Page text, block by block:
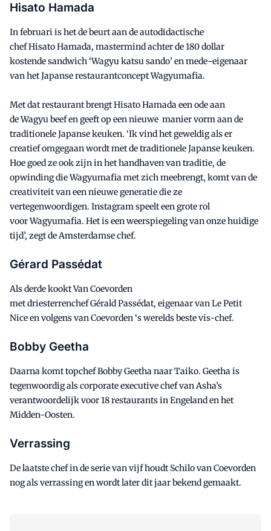
Hisato Hamada
In februari is het de beurt aan de autodidactische
chefHisatoHamada, mastermindachter de 180 dollar
kostende sandwich ‘Wagyukatsusando’en mede-eigenaar
van het Japanse restaurantconceptWagyumafia.
Met dat restaurant brengtHisatoHamadaeen ode aan
deWagyubeef en geeft op eennieuwe maniervorm aan de
traditionele Japanse keuken. ‘Ik vind het geweldig als er
creatief omgegaan wordt met de traditionele Japanse keuken.
Hoe goed ze ook zijn in het handhaven van traditie, de
opwinding dieWagyumafiamet zich meebrengt, komt van de
creativiteit van een nieuwe generatie die ze
vertegenwoordigen. Instagram speelt een grote rol
voorWagyumafia. Het is een weerspiegeling van onze huidige
tijd’, zegt de Amsterdamse chef.
Gérard Passédat
Als derde kookt Van Coevorden
metdriesterrenchefGéraldPassédat, eigenaar van Le Petit
Nice en volgens van Coevorden ‘s werelds beste vis-chef.
Bobby Geetha
Daarna komttopchefBobbyGeethanaarTaiko. Geethais
tegenwoordig als corporate executive chef van Asha’s
verantwoordelijk voor 18 restaurants in Engeland en het
Midden-Oosten.
Verrassing
De laatste chef in de serie van vijf houdtSchilovan Coevorden
nog als verrassing en wordt later dit jaar bekend gemaakt.